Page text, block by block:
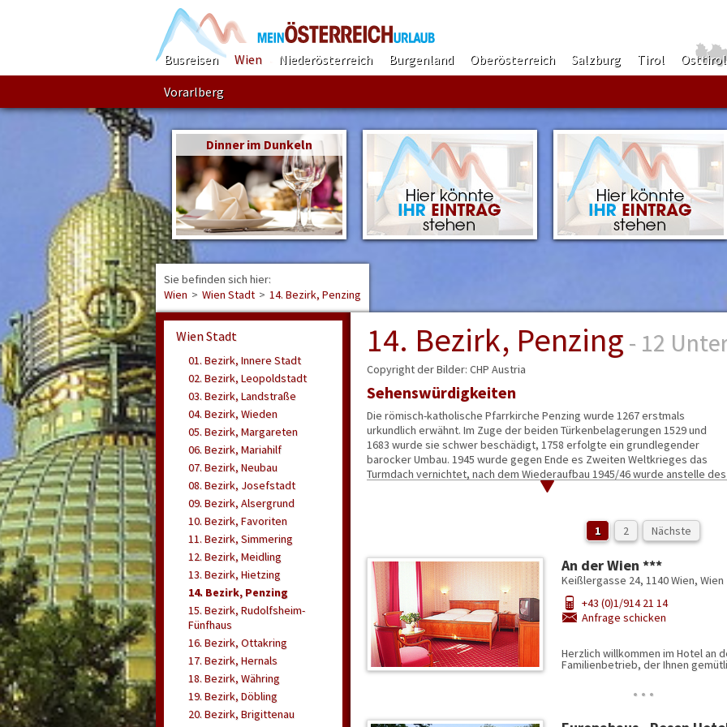
Busreisen Wien Niederösterreich Burgenland Oberösterreich Salzburg Tirol Osttirol
Vorarlberg
Dinner im Dunkeln
Sie befinden sich hier:
Wien > Wien Stadt > 14. Bezirk, Penzing
Wien Stadt
01. Bezirk, Innere Stadt
02. Bezirk, Leopoldstadt
03. Bezirk, Landstraße
04. Bezirk, Wieden
05. Bezirk, Margareten
06. Bezirk, Mariahilf
07. Bezirk, Neubau
08. Bezirk, Josefstadt
09. Bezirk, Alsergrund
10. Bezirk, Favoriten
11. Bezirk, Simmering
12. Bezirk, Meidling
13. Bezirk, Hietzing
14. Bezirk, Penzing
15. Bezirk, Rudolfsheim-
Fünfhaus
16. Bezirk, Ottakring
17. Bezirk, Hernals
18. Bezirk, Währing
19. Bezirk, Döbling
20. Bezirk, Brigittenau
14. Bezirk, Penzing - 12
Copyright der Bilder: CHP Austria
Sehenswürdigkeiten
Die römisch-katholische Pfarrkirche Penzing wurde 1267 erstmals
urkundlich erwähnt. Im Zuge der beiden Türkenbelagerungen 1529 und
1683 wurde sie schwer beschädigt, 1758 erfolgte ein grundlegender
barocker Umbau. 1945 wurde gegen Ende es Zweiten Weltkrieges das
Turmdach vernichtet, nach dem Wiederaufbau 1945/46 wurde anstelle des
Zwiebeldachs ein Keildach errichtet. Gegenüber der Kirche befindet sich
In dem 1873 errichteten alten Amtshaus befindet sich das Bezirksmuseum
wurde etwa 1740 erbaut und ist nach seinem langjährigen Besitzer Johann
Das Palais Cumberland ist um 1760 durch den Umbau eines älteren Palais
nochmals verändert und teilweise abgetragen. 1867 wurde es mit einem
Georg V. von Hannover umgebaut (der unter dem Titel Herzog von
Palais befanden sich jahrelang Kunstsammlungen der Familie, darunter
Teil des Palais Sitz des Max-Reinhardt-Seminars, ein anderer beherbergt
In der Cumberlandstraße befindet sich die evangelische Kreuzkirche, die
1 2 Nächste
An der Wien ***
Keißlergasse 24, 1140 Wien, Wien
+43 (0)1/914 21 14
Anfrage schicken
Herzlich willkommen im Hotel an
Familienbetrieb, der Ihnen
…